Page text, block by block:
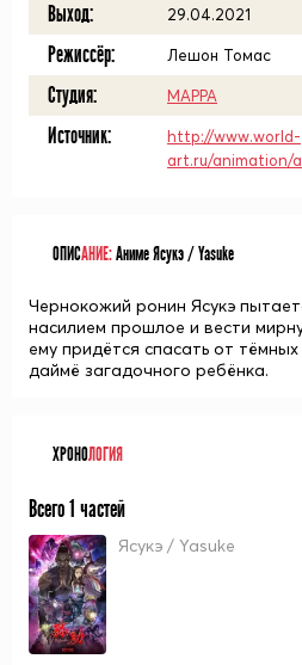
Выход: 29.04.2021
Режиссёр: Лешон Томас
Студия: MAPPA
Источник:
http://www.world-
art.ru/animation/
ОПИСАНИЕ:Аниме Ясукэ / Yasuke
Чернокожий ронин Ясукэ
насилием прошлое и вести
ему придётся спасать от
даймё загадочного ребёнка.
ХРОНОЛОГИЯ
Всего 1 частей
Ясукэ / Yasuke